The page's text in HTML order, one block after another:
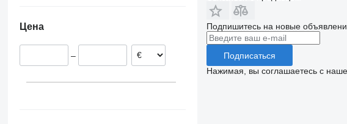
Венгрия
Чехия
Цена
–
Подпишитесь на новые
Подписаться
Нажимая, вы соглашаетесь с